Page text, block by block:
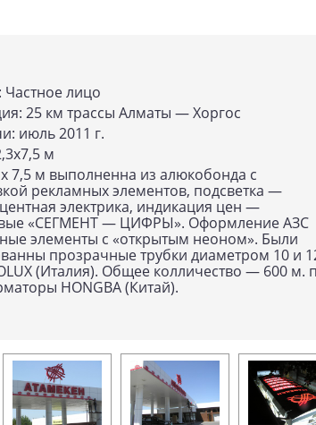
Част­ное ли­цо
25 км трас­сы Ал­ма­ты — Хор­гос
июль 2011 г.
м
х 7,5 м выполненна из алюкобонда с
рекламных элементов, подсветка —
электрика, индикация цен —
«СЕГМЕНТ — ЦИФРЫ». Оформление АЗС
элементы с «открытым неоном». Были
прозрачные трубки диаметром 10 и
(Италия). Общее колличество — 600 м.
HONGBA (Китай).